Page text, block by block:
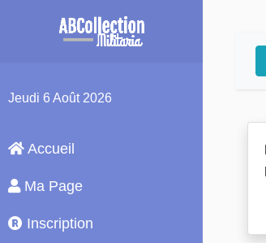
Jeudi 6 Août 2026
Accueil
Ma Page
Inscription